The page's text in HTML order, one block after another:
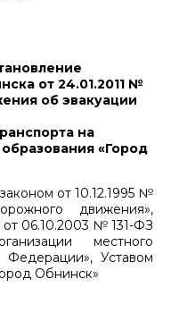
от 24.01.2011 №
об эвакуации
на
«Город
от 10.12.1995 №
движения»,
от 06.10.2003 № 131-ФЗ
местного
Федерации», Уставом
Обнинск»